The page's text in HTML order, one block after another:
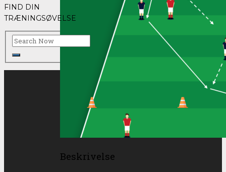
Beskrivelse
FIND DIN
TRÆNINGSØVELSE